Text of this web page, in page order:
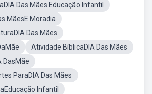
Das Mães Educação Infantil
MãesE Moradia
Das Mães
Atividade BíblicaDIA Das Mães
DasMãe
ParaDIA Das Mães
Infantil